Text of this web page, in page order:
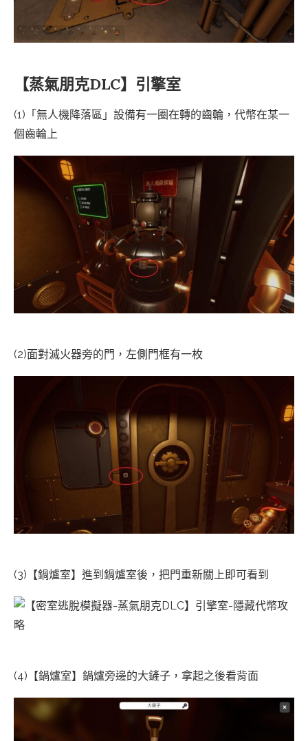
【蒸氣朋克DLC】引擎室
(1)「無人機降落區」設備有一圈在轉的齒輪，代幣在某一
個齒輪上
(2)面對滅火器旁的門，左側門框有一枚
(3)【鍋爐室】進到鍋爐室後，把門重新關上即可看到
(4)【鍋爐室】鍋爐旁邊的大鏟子，拿起之後看背面